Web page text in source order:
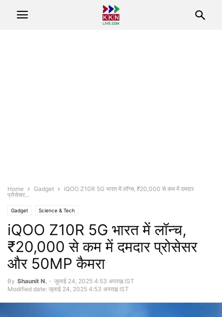
Home Gadget
iQOO Z10R 5G भारत में लॉन्च, ₹20,000 से कम में दमदार
प्रोसेसर...
Gadget Science & Tech
iQOO Z10R 5G भारत में लॉन्च,
₹20,000 से कम में दमदार प्रोसेसर
और 50MP कैमरा
By Shaunit N. - जुलाई 24, 2025 4:53 अपराह्न IST
Modified date: जुलाई 24, 2025 4:53 अपराह्न IST